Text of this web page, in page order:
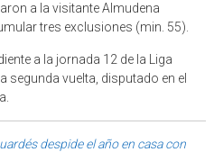
a la visitante Almudena
tres exclusiones (min. 55).
a la jornada 12 de la Liga
segunda vuelta, disputado en el
despide el año en casa con